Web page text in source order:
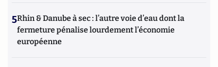
5Rhin & Danube à sec : l’autre voie d’eau dont la
fermeture pénalise lourdement l’économie
européenne